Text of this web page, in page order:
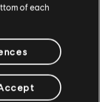
الملحقات التي تعطي
ماذا عن العناصر
أثناء اللعب، سيتم
من خلال صناديق
هناك أيضًا فعاليات
والتي يمكن كسبها من
of each